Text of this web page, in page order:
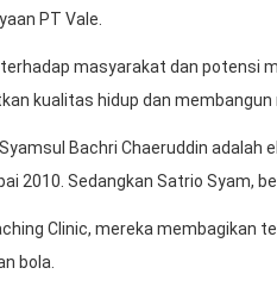
PT Vale.
masyarakat dan potensi
kualitas hidup dan membangun
Bachri Chaeruddin adalah
2010. Sedangkan Satrio Syam,
Clinic, mereka membagikan
bola.